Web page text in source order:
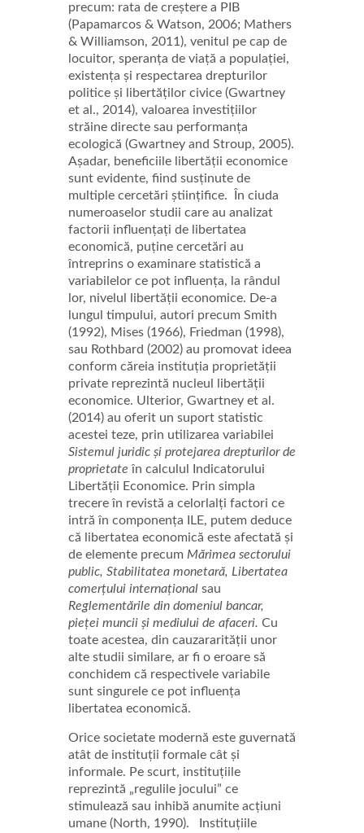
precum: rata de creștere a PIB
(Papamarcos & Watson, 2006; Mathers
& Williamson, 2011), venitul pe cap de
locuitor, speranța de viață a populației,
existența și respectarea drepturilor
politice și libertăților civice (Gwartney
et al., 2014), valoarea investițiilor
străine directe sau performanța
ecologică (Gwartney and Stroup, 2005).
Așadar, beneficiile libertății economice
sunt evidente, fiind susținute de
multiple cercetări științifice. În ciuda
numeroaselor studii care au analizat
factorii influențați de libertatea
economică, puține cercetări au
întreprins o examinare statistică a
variabilelor ce pot influența, la rândul
lor, nivelul libertății economice. De-a
lungul timpului, autori precum Smith
(1992), Mises (1966), Friedman (1998),
sau Rothbard (2002) au promovat ideea
conform căreia instituția proprietății
private reprezintă nucleul libertății
economice. Ulterior, Gwartney et al.
(2014) au oferit un suport statistic
acestei teze, prin utilizarea variabilei
Sistemul juridic și protejarea drepturilor de
proprietate în calculul Indicatorului
Libertății Economice. Prin simpla
trecere în revistă a celorlalți factori ce
intră în componența ILE, putem deduce
că libertatea economică este afectată și
de elemente precum Mărimea sectorului
public, Stabilitatea monetară, Libertatea
comerțului internațional sau
Reglementările din domeniul bancar,
pieței muncii și mediului de afaceri. Cu
toate acestea, din cauzararității unor
alte studii similare, ar fi o eroare să
conchidem că respectivele variabile
sunt singurele ce pot influența
libertatea economică.
Orice societate modernă este guvernată
atât de instituții formale cât și
informale. Pe scurt, instituțiile
reprezintă „regulile jocului” ce
stimulează sau inhibă anumite acțiuni
umane (North, 1990). Instituțiile